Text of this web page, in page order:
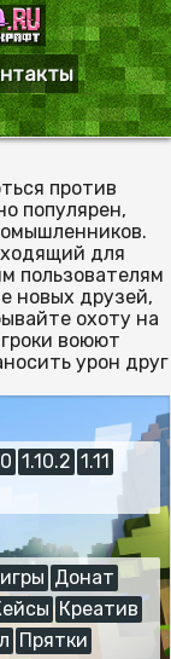
против
популярен,
для
пользователям
новых друзей,
охоту на
воюют
урон друг
1.10.2 1.11
Донат
Креатив
Прятки